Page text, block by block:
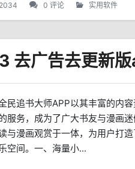
2034 0 评论 实用软件
民追书大师APP以其丰富的内
服务，成为了广大书友与漫画
与漫画观赏于一体，为用户打
空间。一、海量小...